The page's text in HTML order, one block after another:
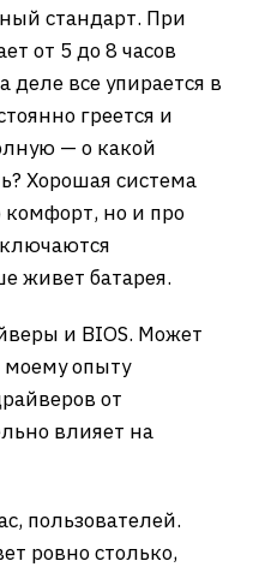
стандарт. При
от 5 до 8 часов
деле все упирается в
греется и
— о какой
Хорошая система
комфорт, но и про
живет батарея.
и BIOS. Может
моему опыту
от
влияет на
пользователей.
ровно столько,